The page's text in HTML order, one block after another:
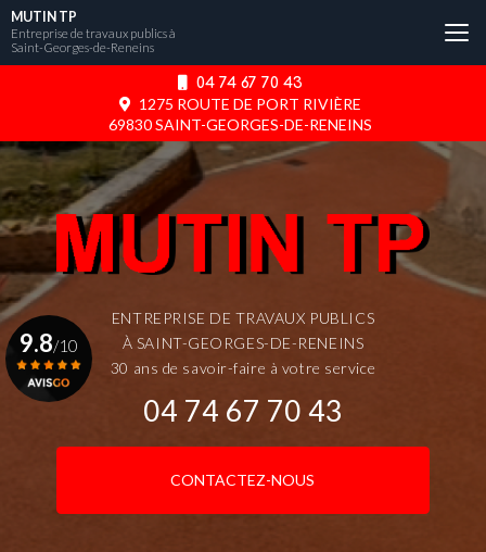
Aller
au
contenu
04 74 67 70 43
1275 ROUTE DE PORT RIVIÈRE
69830 SAINT-GEORGES-DE-RENEINS
MUTIN TP
Entreprise de travaux publics à
Saint-Georges-de-Reneins
ENTREPRISE DE TRAVAUX PUBLICS
À SAINT-GEORGES-DE-RENEINS
30 ans de savoir-faire à votre service
04 74 67 70 43
CONTACTEZ-NOUS
9.8/10